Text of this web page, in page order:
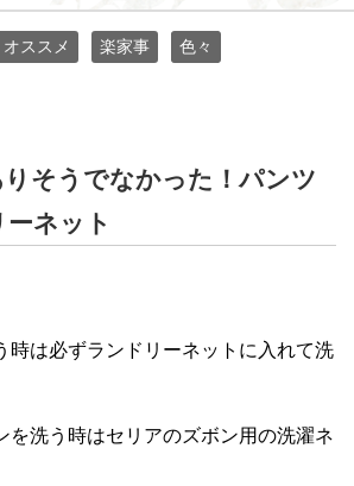
オススメ 楽家事 色々
そうでなかった！パンツ
ネット
時は必ずランドリーネットに入れて洗
を洗う時はセリアのズボン用の洗濯ネ